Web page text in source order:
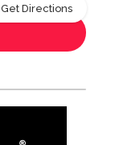
Get Directions